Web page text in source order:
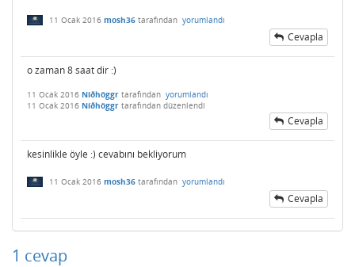
11 Ocak 2016 mosh36 tarafından yorumlandı
Cevapla
o zaman 8 saat dir :)
11 Ocak 2016 Níðhöggr tarafından yorumlandı
11 Ocak 2016 Níðhöggr tarafından düzenlendi
Cevapla
kesinlikle öyle :) cevabını bekliyorum
11 Ocak 2016 mosh36 tarafından yorumlandı
Cevapla
1 cevap